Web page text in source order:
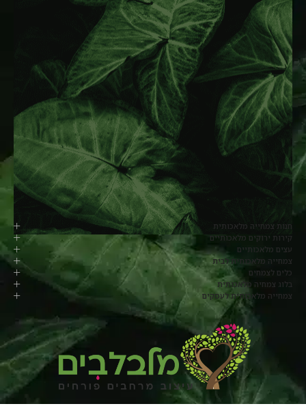
חנות צמחייה מלאכותית
קירות ירוקים מלאכותיים
עצים מלאכותיים
צמחייה מלאכותית לבית
כלים לצמחים
בלוג צמחיה מלאכותית
צמחייה מלאכותית לעסקים